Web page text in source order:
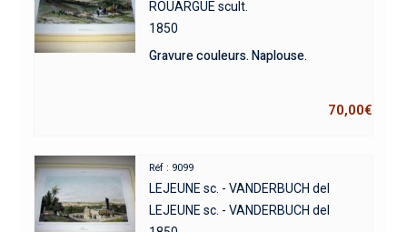
ROUARGUE scult.
1850
Gravure couleurs. Naplouse.
70,00€
Réf : 9099
LEJEUNE sc. - VANDERBUCH del
LEJEUNE sc. - VANDERBUCH del